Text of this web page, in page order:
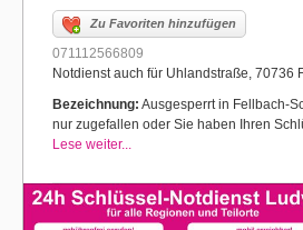
Zu Favoriten hinzufügen
071112566809
Notdienst auch für Uhlandstraße, 70736
Bezeichnung: Ausgesperrt in Fellbach-
nur zugefallen oder Sie haben Ihren
Lese weiter...